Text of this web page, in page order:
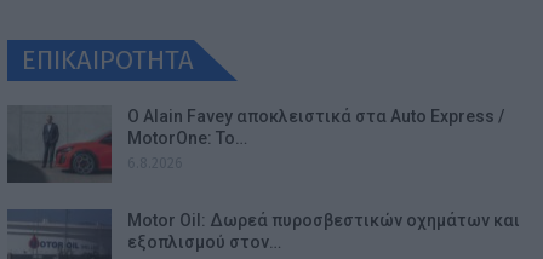
ΕΠΙΚΑΙΡΟΤΗΤΑ
Ο Alain Favey αποκλειστικά στα Auto Express /
MotorOne: Το…
Motor Oil: Δωρεά πυροσβεστικών οχημάτων και
εξοπλισμού στον…